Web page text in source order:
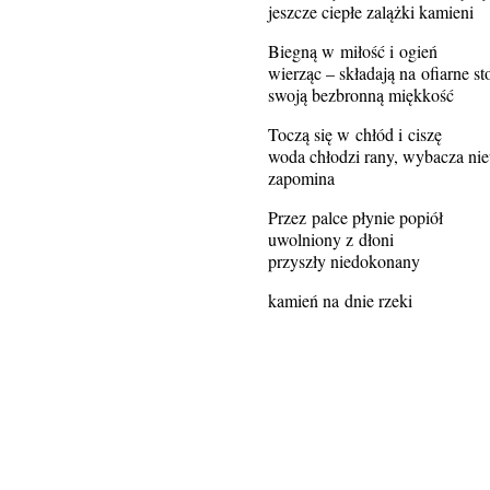
jeszcze ciepłe zalążki kamieni
Biegną w miłość i ogień
wierząc – składają na ofiarne
swoją bezbronną miękkość
Toczą się w chłód i ciszę
woda chłodzi rany, wybacza
zapomina
Przez palce płynie popiół
uwolniony z dłoni
przyszły niedokonany
kamień na dnie rzeki